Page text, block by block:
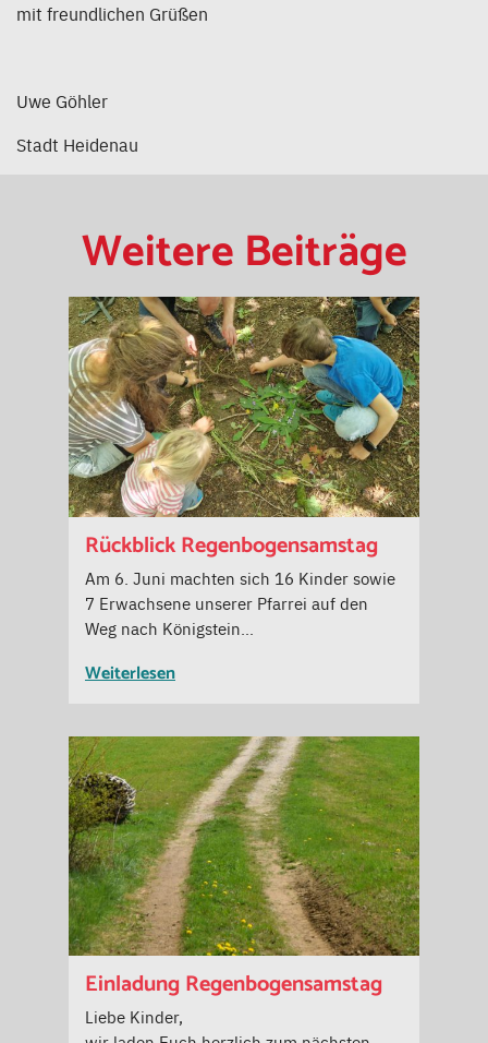
mit freundlichen Grüßen
Uwe Göhler
Stadt Heidenau
Weitere Beiträge
Rückblick Regenbogensamstag
Am 6. Juni machten sich 16 Kinder sowie
7 Erwachsene unserer Pfarrei auf den
Weg nach Königstein…
Weiterlesen
Einladung Regenbogensamstag
Liebe Kinder,